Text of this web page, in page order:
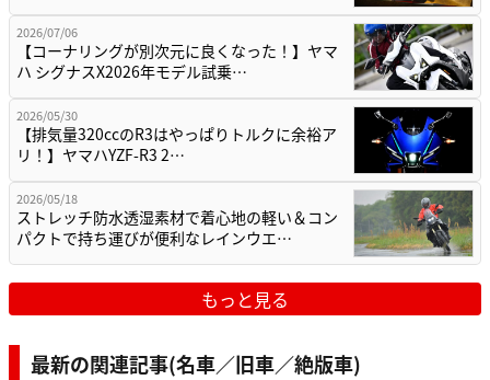
2026/07/06
【コーナリングが別次元に良くなった！】ヤマ
ハ シグナスX2026年モデル試乗…
2026/05/30
【排気量320ccのR3はやっぱりトルクに余裕ア
リ！】ヤマハYZF-R3 2…
2026/05/18
ストレッチ防水透湿素材で着心地の軽い＆コン
パクトで持ち運びが便利なレインウエ…
もっと見る
最新の関連記事(名車／旧車／絶版車)